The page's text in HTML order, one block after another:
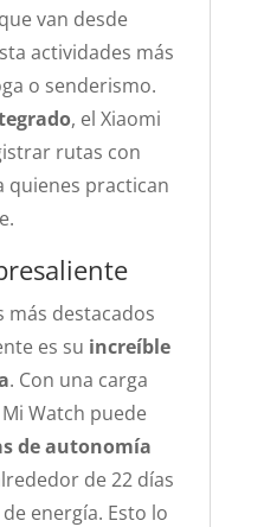
van desde
actividades más
o senderismo.
, el Xiaomi
rutas con
quienes practican
más destacados
es su increíble
. Con una carga
Watch puede
de autonomía
de 22 días
energía. Esto lo